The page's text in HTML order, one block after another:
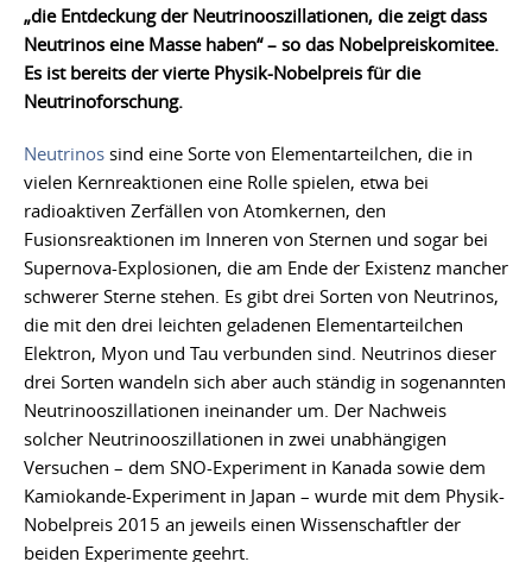
„die Entdeckung der Neutrinooszillationen, die zeigt dass
Neutrinos eine Masse haben“ – so das Nobelpreiskomitee.
Es ist bereits der vierte Physik-Nobelpreis für die
Neutrinoforschung.
Neutrinos sind eine Sorte von Elementarteilchen, die in
vielen Kernreaktionen eine Rolle spielen, etwa bei
radioaktiven Zerfällen von Atomkernen, den
Fusionsreaktionen im Inneren von Sternen und sogar bei
Supernova-Explosionen, die am Ende der Existenz mancher
schwerer Sterne stehen. Es gibt drei Sorten von Neutrinos,
die mit den drei leichten geladenen Elementarteilchen
Elektron, Myon und Tau verbunden sind. Neutrinos dieser
drei Sorten wandeln sich aber auch ständig in sogenannten
Neutrinooszillationen ineinander um. Der Nachweis
solcher Neutrinooszillationen in zwei unabhängigen
Versuchen – dem SNO-Experiment in Kanada sowie dem
Kamiokande-Experiment in Japan – wurde mit dem Physik-
Nobelpreis 2015 an jeweils einen Wissenschaftler der
beiden Experimente geehrt.